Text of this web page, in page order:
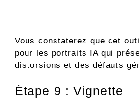
Vous constaterez que cet
pour les portraits IA qui
distorsions et des défauts
Étape 9 : Vignette